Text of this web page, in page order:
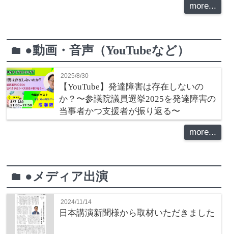
more...
folder ●動画・音声（YouTubeなど）
2025/8/30
【YouTube】発達障害は存在しないの
か？〜参議院議員選挙2025を発達障害の
当事者かつ支援者が振り返る〜
more...
folder ●メディア出演
2024/11/14
日本講演新聞様から取材いただきました